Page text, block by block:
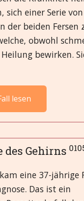
sich einer Serie
der beiden Fersen
obwohl
bewirken.
lesen
des Gehirns
eine 37-jährige
Das ist ein